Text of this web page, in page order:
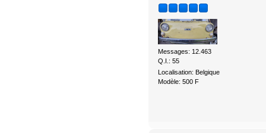
Messages: 12.463
Q.I.: 55
Localisation: Belgique
Modèle: 500 F